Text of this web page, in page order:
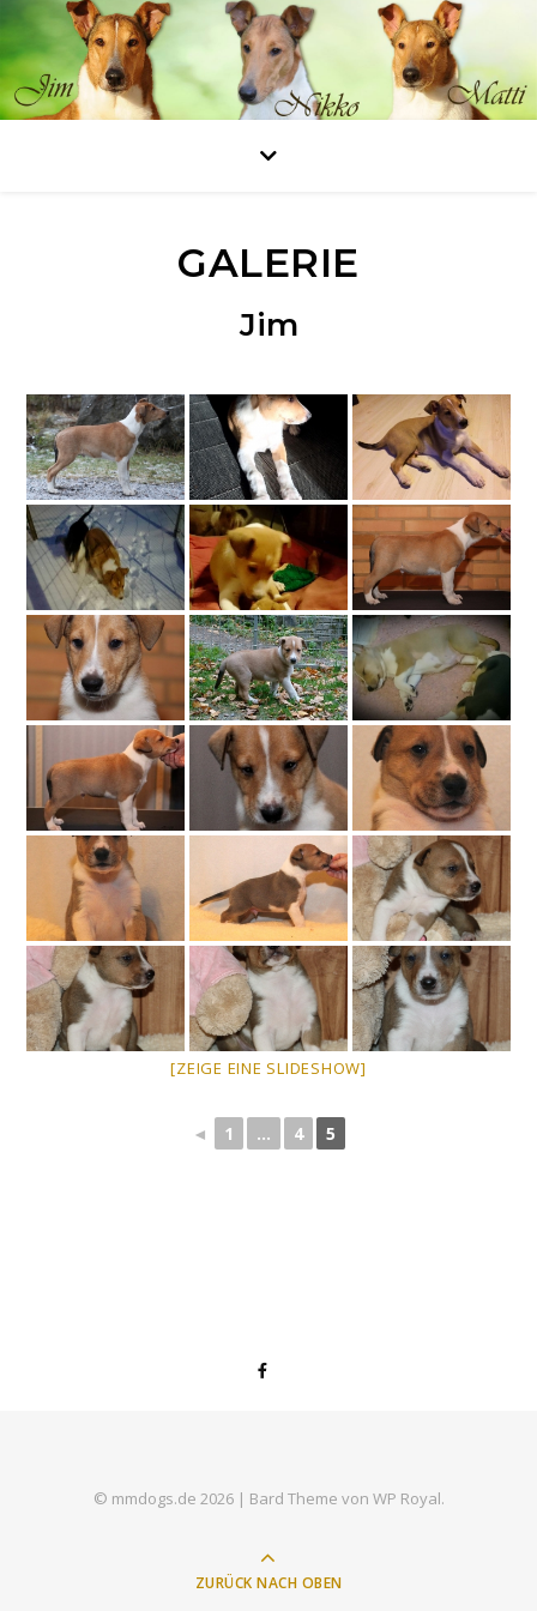
GALERIE
Jim
[ZEIGE EINE SLIDESHOW]
◄ 1 ... 4 5
© mmdogs.de 2026 | Bard Theme von WP Royal.
ZURÜCK NACH OBEN